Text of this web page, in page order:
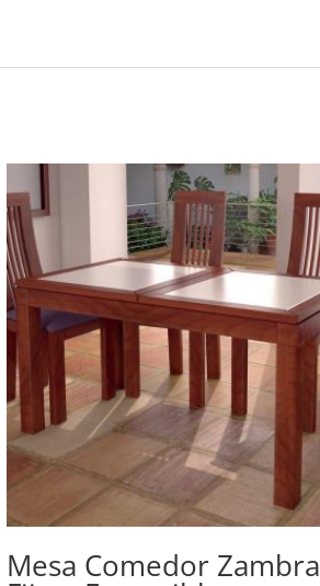
Mesa Comedor Zambra